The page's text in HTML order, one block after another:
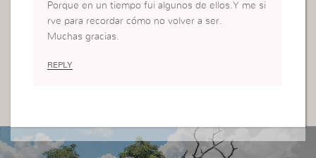
Porque en un tiempo fui algunos de ellos.Y me si
rve para recordar cómo no volver a ser.
Muchas gracias.
REPLY